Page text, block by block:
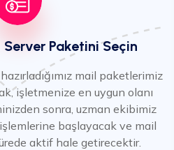
Paketini Seçin
mail paketlerimiz
işletmenize en uygun olanı
sonra, uzman ekibimiz
başlayacak ve mail
aktif hale getirecektir.